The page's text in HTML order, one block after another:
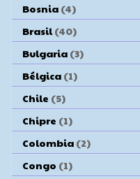
Bosnia (4)
Brasil (40)
Bulgaria (3)
Bélgica (1)
Chile (5)
Chipre (1)
Colombia (2)
Congo (1)